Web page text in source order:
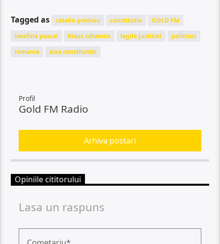
Tagged as catalin predoiu constitutie
GOLD FM
iosefina pascal
klaus iohannis legile justitiei
politruci
romania
ziua constitutiei
Profil
Gold FM Radio
Arhiva postari
Opiniile cititorului
Lasa un raspuns